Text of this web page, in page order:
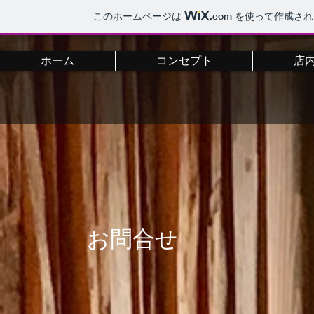
このホームページは .com を使って作成さ
ホーム コンセプト 店
お問合せ